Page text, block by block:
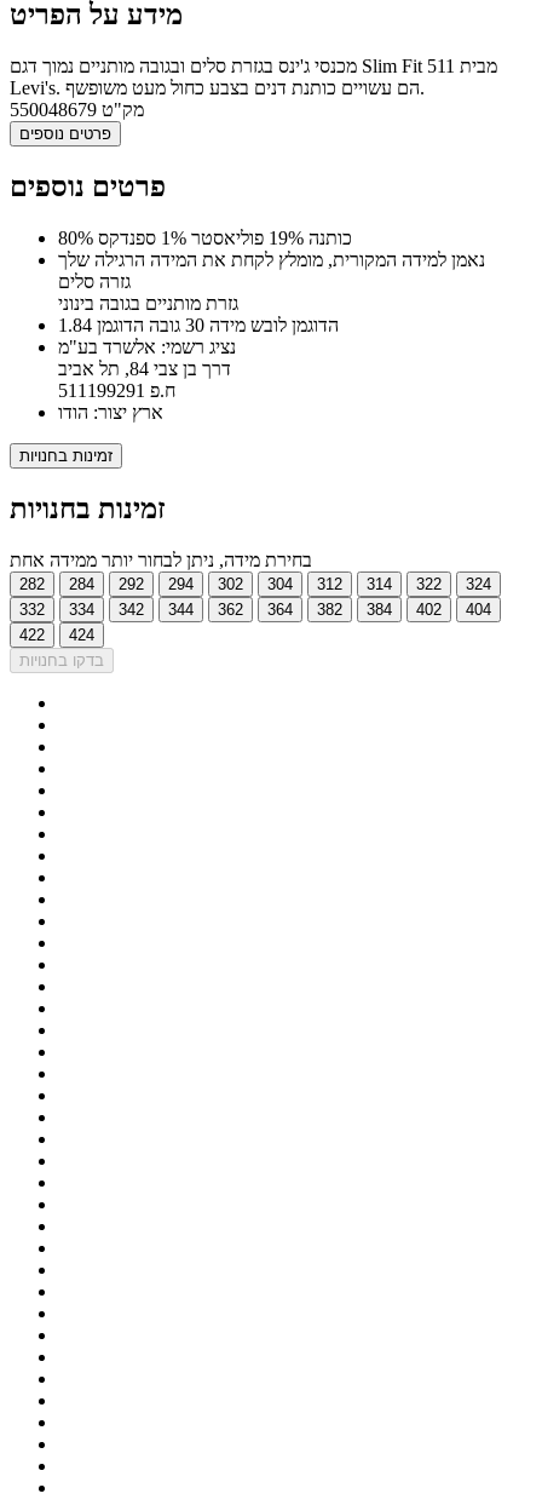
מידע על הפריט
מכנסי ג'ינס בגזרת סלים ובגובה מותניים נמוך דגם Slim Fit 511 מבית
Levi's. הם עשויים כותנת דנים בצבע כחול מעט משופשף.
מק"ט 550048679
פרטים נוספים
פרטים נוספים
80% כותנה 19% פוליאסטר 1% ספנדקס
נאמן למידה המקורית, מומלץ לקחת את המידה הרגילה שלך
גזרה סלים
גזרת מותניים בגובה בינוני
הדוגמן לובש מידה 30 גובה הדוגמן 1.84
נציג רשמי: אלשרד בע"מ
דרך בן צבי 84, תל אביב
ח.פ 511199291
ארץ יצור: הודו
זמינות בחנויות
זמינות בחנויות
בחירת מידה, ניתן לבחור יותר ממידה אחת
282 284 292 294 302 304 312 314 322
324
332
334 342 344 362 364 382 384 402
404
422
424
בדקו בחנויות